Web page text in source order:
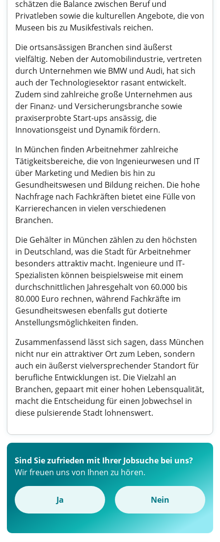
schätzen die Balance zwischen Beruf und
Privatleben sowie die kulturellen Angebote, die von
Museen bis zu Musikfestivals reichen.
Die ortsansässigen Branchen sind äußerst
vielfältig. Neben der Automobilindustrie, vertreten
durch Unternehmen wie BMW und Audi, hat sich
auch der Technologiesektor rasant entwickelt.
Zudem sind zahlreiche große Unternehmen aus
der Finanz- und Versicherungsbranche sowie
praxiserprobte Start-ups ansässig, die
Innovationsgeist und Dynamik fördern.
In München finden Arbeitnehmer zahlreiche
Tätigkeitsbereiche, die von Ingenieurwesen und IT
über Marketing und Medien bis hin zu
Gesundheitswesen und Bildung reichen. Die hohe
Nachfrage nach Fachkräften bietet eine Fülle von
Karrierechancen in vielen verschiedenen
Branchen.
Die Gehälter in München zählen zu den höchsten
in Deutschland, was die Stadt für Arbeitnehmer
besonders attraktiv macht. Ingenieure und IT-
Spezialisten können beispielsweise mit einem
durchschnittlichen Jahresgehalt von 60.000 bis
80.000 Euro rechnen, während Fachkräfte im
Gesundheitswesen ebenfalls gut dotierte
Anstellungsmöglichkeiten finden.
Zusammenfassend lässt sich sagen, dass München
nicht nur ein attraktiver Ort zum Leben, sondern
auch ein äußerst vielversprechender Standort für
berufliche Entwicklungen ist. Die Vielzahl an
Branchen, gepaart mit einer hohen Lebensqualität,
macht die Entscheidung für einen Jobwechsel in
diese pulsierende Stadt lohnenswert.
Sind Sie zufrieden mit Ihrer Jobsuche bei uns?
Wir freuen uns von Ihnen zu hören.
Ja Nein